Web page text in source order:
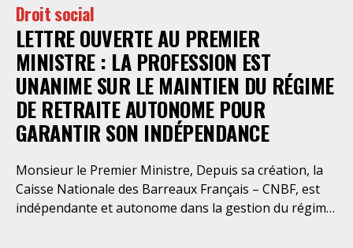
Droit social
LETTRE OUVERTE AU PREMIER
MINISTRE : LA PROFESSION EST
UNANIME SUR LE MAINTIEN DU RÉGIME
DE RETRAITE AUTONOME POUR
GARANTIR SON INDÉPENDANCE
Monsieur le Premier Ministre, Depuis sa création, la
Caisse Nationale des Barreaux Français – CNBF, est
indépendante et autonome dans la gestion du régime